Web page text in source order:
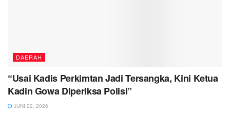
DAERAH
“Usai Kadis Perkimtan Jadi Tersangka, Kini Ketua
Kadin Gowa Diperiksa Polisi”
JUNI 22, 2026